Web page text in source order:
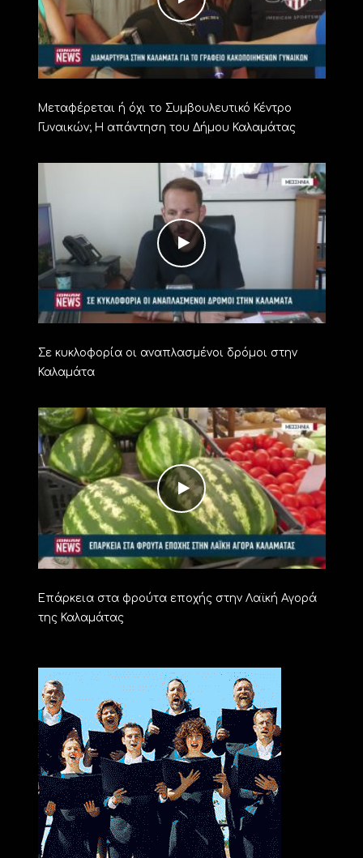
Μεταφέρεται ή όχι το Συμβουλευτικό Κέντρο
Γυναικών; Η απάντηση του Δήμου Καλαμάτας
Σε κυκλοφορία οι αναπλασμένοι δρόμοι στην
Καλαμάτα
Επάρκεια στα φρούτα εποχής στην Λαϊκή Αγορά
της Καλαμάτας